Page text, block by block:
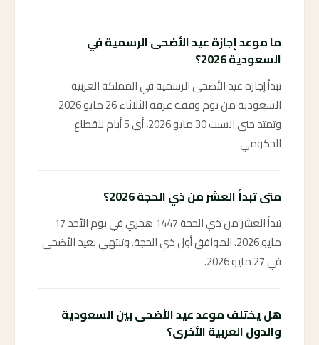
ما موعد إجازة عيد الأضحى الرسمية في
السعودية 2026؟
تبدأ إجازة عيد الأضحى الرسمية في المملكة العربية
السعودية من يوم وقفة عرفة الثلاثاء 26 مايو 2026
وتمتد حتى السبت 30 مايو 2026، أي 5 أيام للقطاع
الحكومي.
متى تبدأ العشر من ذي الحجة 2026؟
تبدأ العشر من ذي الحجة 1447 هجري في يوم الأحد 17
مايو 2026، الموافق أول ذي الحجة. وتنتهي بعيد الأضحى
في 27 مايو 2026.
هل يختلف موعد عيد الأضحى بين السعودية
والدول العربية الأخرى؟